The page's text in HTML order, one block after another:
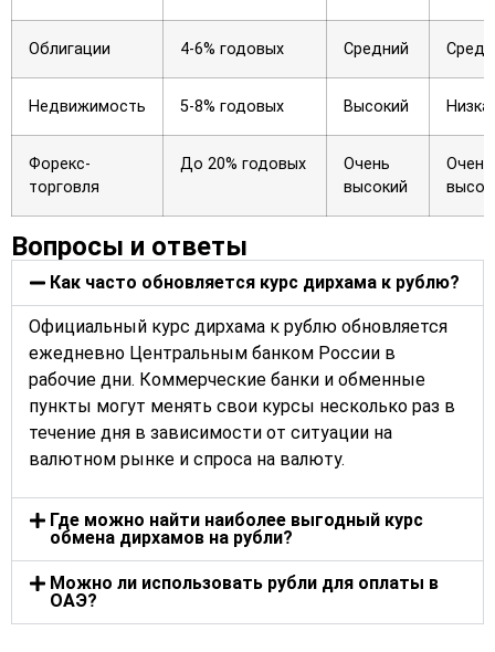
Облигации 4-6% годовых Средний
Недвижимость 5-8% годовых Высокий
Форекс-
торговля
До 20% годовых
Очень
высокий
Очень
Вопросы и ответы
Как часто обновляется курс дирхама к рублю?
Официальный курс дирхама к рублю обновляется
ежедневно Центральным банком России в
рабочие дни. Коммерческие банки и обменные
пункты могут менять свои курсы несколько раз в
течение дня в зависимости от ситуации на
валютном рынке и спроса на валюту.
Где можно найти наиболее выгодный курс
обмена дирхамов на рубли?
Можно ли использовать рубли для оплаты в
ОАЭ?